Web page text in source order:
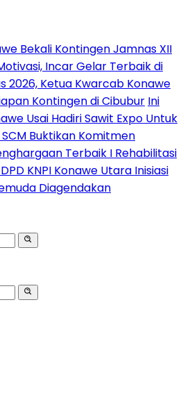
Bekali Kontingen Jamnas XII
Incar Gelar Terbaik di
2026, Ketua Kwarcab Konawe
Kontingen di Cibubur Ini
Usai Hadiri Sawit Expo Untuk
SCM Buktikan Komitmen
Terbaik I Rehabilitasi
KNPI Konawe Utara Inisiasi
Diagendakan